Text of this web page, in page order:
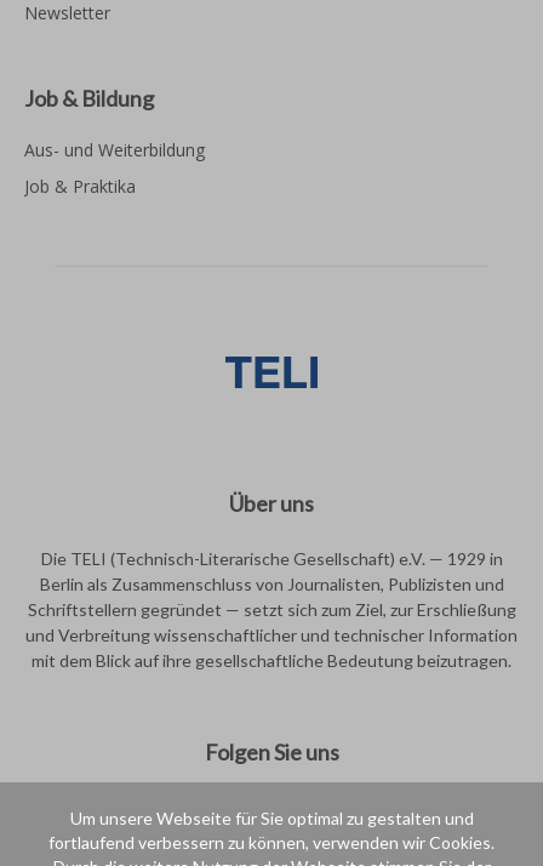
Um unsere Webseite für Sie optimal zu gestalten und
fortlaufend verbessern zu können, verwenden wir Cookies.
Newsletter
Job & Bildung
Aus- und Weiterbildung
Job & Praktika
Über uns
Die TELI (Technisch-Literarische Gesellschaft) e.V. — 1929 in
Berlin als Zusammenschluss von Journalisten, Publizisten und
Schriftstellern gegründet — setzt sich zum Ziel, zur Erschließung
und Verbreitung wissenschaftlicher und technischer Information
mit dem Blick auf ihre gesellschaftliche Bedeutung beizutragen.
Folgen Sie uns